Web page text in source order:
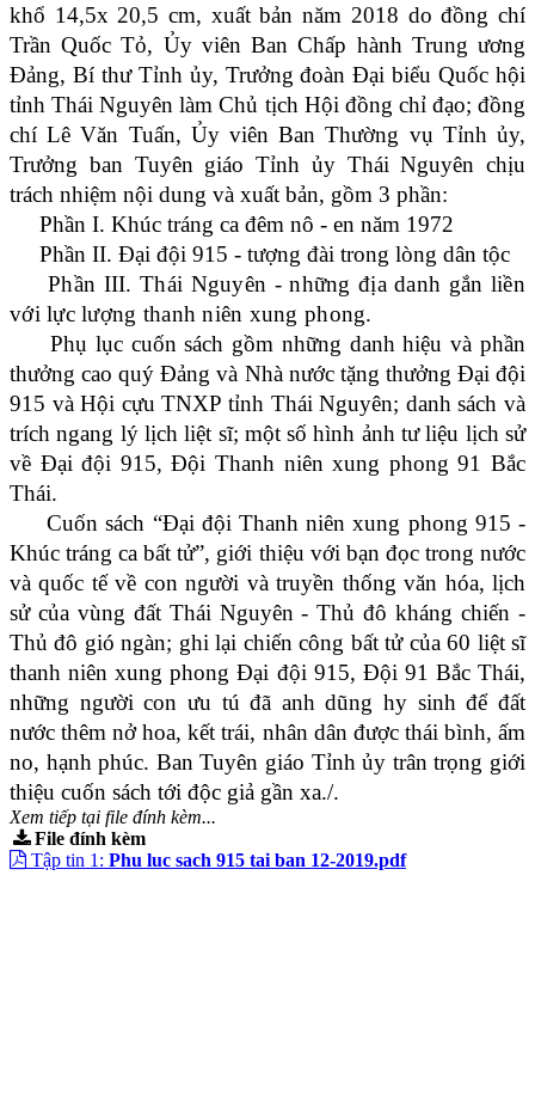
khổ 14,5x 20,5 cm, xuất bản năm 2018 do đồng chí
Trần Quốc Tỏ, Ủy viên Ban Chấp hành Trung ương
Đảng, Bí thư Tỉnh ủy, Trưởng đoàn Đại biểu Quốc hội
tỉnh Thái Nguyên làm Chủ tịch Hội đồng chỉ đạo; đồng
chí Lê Văn Tuấn, Ủy viên Ban Thường vụ Tỉnh ủy,
Trưởng ban Tuyên giáo Tỉnh ủy Thái Nguyên chịu
trách nhiệm nội dung và xuất bản, gồm 3 phần:
Phần I. Khúc tráng ca đêm nô - en năm 1972
Phần II. Đại đội 915 - tượng đài trong lòng dân tộc
Phần III. Thái Nguyên - những địa danh gắn liền
với lực lượng thanh niên xung phong.
Phụ lục cuốn sách gồm những danh hiệu và phần
thưởng cao quý Đảng và Nhà nước tặng thưởng Đại đội
915 và Hội cựu TNXP tỉnh Thái Nguyên; danh sách và
trích ngang lý lịch liệt sĩ; một số hình ảnh tư liệu lịch sử
về Đại đội 915, Đội Thanh niên xung phong 91 Bắc
Thái.
Cuốn sách “Đại đội Thanh niên xung phong 915 -
Khúc tráng ca bất tử”, giới thiệu với bạn đọc trong nước
và quốc tế về con người và truyền thống văn hóa, lịch
sử của vùng đất Thái Nguyên - Thủ đô kháng chiến -
Thủ đô gió ngàn; ghi lại chiến công bất tử của 60 liệt sĩ
thanh niên xung phong Đại đội 915, Đội 91 Bắc Thái,
những người con ưu tú đã anh dũng hy sinh để đất
nước thêm nở hoa, kết trái, nhân dân được thái bình, ấm
no, hạnh phúc. Ban Tuyên giáo Tỉnh ủy trân trọng giới
thiệu cuốn sách tới độc giả gần xa./.
Xem tiếp tại file đính kèm...
File đính kèm
Tập tin 1: Phu luc sach 915 tai ban 12-2019.pdf